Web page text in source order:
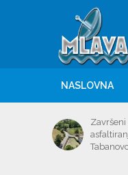
NASLOVNA